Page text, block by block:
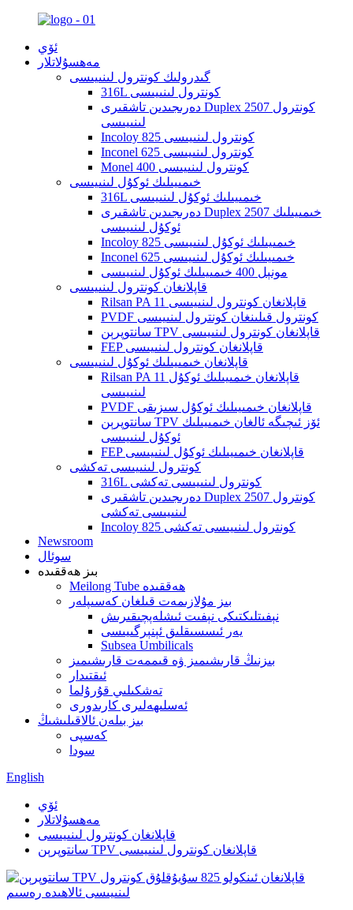
ئۆي
مەھسۇلاتلار
گىدرولىك كونترول لىنىيىسى
316L كونترول لىنىيىسى
دەرىجىدىن تاشقىرى Duplex 2507 كونترول
لىنىيىسى
Incoloy 825 كونترول لىنىيىسى
Inconel 625 كونترول لىنىيىسى
Monel 400 كونترول لىنىيىسى
خىمىيىلىك ئوكۇل لىنىيىسى
316L خىمىيىلىك ئوكۇل لىنىيىسى
دەرىجىدىن تاشقىرى Duplex 2507 خىمىيىلىك
ئوكۇل لىنىيىسى
Incoloy 825 خىمىيىلىك ئوكۇل لىنىيىسى
Inconel 625 خىمىيىلىك ئوكۇل لىنىيىسى
مونېل 400 خىمىيىلىك ئوكۇل لىنىيىسى
قاپلانغان كونترول لىنىيىسى
Rilsan PA 11 قاپلانغان كونترول لىنىيىسى
PVDF كونترول قىلىنغان كونترول لىنىيىسى
سانتوپرېن TPV قاپلانغان كونترول لىنىيىسى
FEP قاپلانغان كونترول لىنىيىسى
قاپلانغان خىمىيىلىك ئوكۇل لىنىيىسى
Rilsan PA 11 قاپلانغان خىمىيىلىك ئوكۇل
لىنىيىسى
PVDF قاپلانغان خىمىيىلىك ئوكۇل سىزىقى
سانتوپرېن TPV ئۆز ئىچىگە ئالغان خىمىيىلىك
ئوكۇل لىنىيىسى
FEP قاپلانغان خىمىيىلىك ئوكۇل لىنىيىسى
كونترول لىنىيىسى تەكشى
316L كونترول لىنىيىسى تەكشى
دەرىجىدىن تاشقىرى Duplex 2507 كونترول
لىنىيىسى تەكشى
Incoloy 825 كونترول لىنىيىسى تەكشى
Newsroom
سوئال
بىز ھەققىدە
Meilong Tube ھەققىدە
بىز مۇلازىمەت قىلغان كەسىپلەر
نېفىتلىكتىكى نېفىت ئىشلەپچىقىرىش
يەر ئىسسىقلىق ئېنېرگىيىسى
Subsea Umbilicals
بىزنىڭ قارىشىمىز ۋە قىممەت قارىشىمىز
ئىقتىدار
تەشكىلىي قۇرۇلما
ئەسلىھەلىرى كارىدورى
بىز بىلەن ئالاقىلىشىڭ
كەسپى
سودا
English
ئۆي
مەھسۇلاتلار
قاپلانغان كونترول لىنىيىسى
سانتوپرېن TPV قاپلانغان كونترول لىنىيىسى